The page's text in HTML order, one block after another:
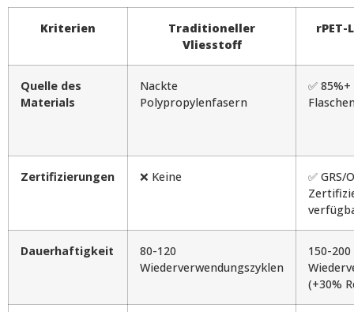
Kriterien
Traditioneller
Vliesstoff
Quelle des
Materials
Nackte
Polypropylenfasern
✅
Zertifizierungen ❌ Keine
✅ GRS/
Dauerhaftigkeit
80-120
Wiederverwendungszyklen
150-200
(+30%